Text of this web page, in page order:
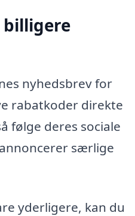
nyhedsbrev for
rabatkoder direkte
følge deres sociale
særlige
yderligere, kan du